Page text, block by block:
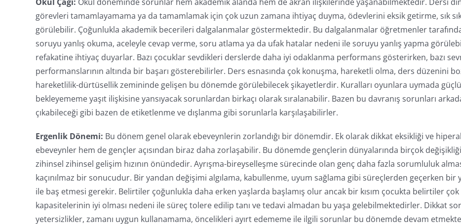
görevleri tamamlayamama ya da tamamlamak için çok uzun zamana ihtiyaç duyma, ödevlerini eksik getirme, sık
görülebilir. Çoğunlukla akademik becerileri dalgalanmalar göstermektedir. Bu dalgalanmalar öğretmenler
soruyu yanlış okuma, aceleyle cevap verme, soru atlama ya da ufak hatalar nedeni ile soruyu yanlış yapma
refakatine ihtiyaç duyarlar. Bazı çocuklar sevdikleri derslerde daha iyi odaklanma performans gösterirken, bazı
performanslarının altında bir başarı gösterebilirler. Ders esnasında çok konuşma, hareketli olma, ders düzenini
hareketlilik-dürtüsellik zemininde gelişen bu dönemde görülebilecek şikayetlerdir. Kuralları oyunlara uymada
bekleyememe yaşıt ilişkisine yansıyacak sorunlardan birkaçı olarak sıralanabilir. Bazen bu davranış sorunları
çıkabileceği gibi bazen de etiketlenme ve dışlanma gibi sorunlarla karşılaşabilirler.
Ergenlik Dönemi: Bu dönem genel olarak ebeveynlerin zorlandığı bir dönemdir. Ek olarak dikkat eksikliği ve
ebeveynler hem de gençler açısından biraz daha zorlaşabilir. Bu dönemde gençlerin dünyalarında birçok
zihinsel zihinsel gelişim hızının önündedir. Ayrışma-bireyselleşme sürecinde olan genç daha fazla sorumluluk
kaçınılmaz bir sonucudur. Bir yandan değişimi algılama, kabullenme, uyum sağlama gibi süreçlerden geçerken
ile baş etmesi gerekir. Belirtiler çoğunlukla daha erken yaşlarda başlamış olur ancak bir kısım çocukta belirtiler
kapasitelerinin iyi olması nedeni ile süreç tolere edilip tanı ve tedavi almadan bu yaşa gelebilmektedirler. Dikkat
yetersizlikler, zamanı uygun kullanamama, öncelikleri ayırt edememe ile ilgili sorunlar bu dönemde devam